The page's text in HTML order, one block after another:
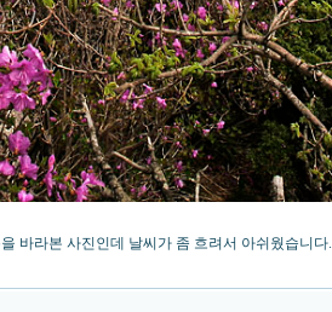
바라본 사진인데 날씨가 좀 흐려서 아쉬웠습니다.